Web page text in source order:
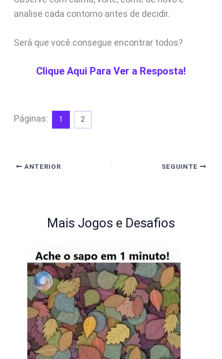
analise cada contorno antes de decidir.
Será que você consegue encontrar todos?
Clique Aqui Para Ver a Resposta!
Páginas: 1 2
ANTERIOR SEGUINTE
Mais Jogos e Desafios